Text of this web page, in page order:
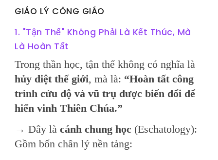
GIÁO LÝ CÔNG GIÁO
1. "Tận Thế" Không Phải Là Kết Thúc, Mà
Là Hoàn Tất
Trong thần học, tận thế không có nghĩa là
hủy diệt thế giới, mà là: “Hoàn tất công
trình cứu độ và vũ trụ được biến đổi để
hiển vinh Thiên Chúa.”
→ Đây là cánh chung học (Eschatology):
Gồm bốn chân lý nền tảng: